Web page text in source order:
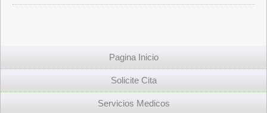
Pagina Inicio
Solicite Cita
Servicios Medicos